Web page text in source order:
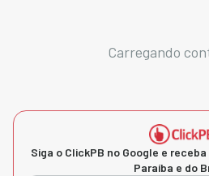
Carregando
Siga o ClickPB no Google e
Paraíba e do